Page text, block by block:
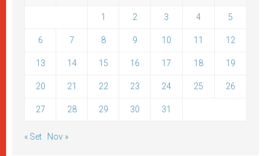
1 2 3 4 5
6 7 8 9 10 11 12
13 14 15 16 17 18 19
20 21 22 23 24 25 26
27 28 29 30 31
« Set Nov »